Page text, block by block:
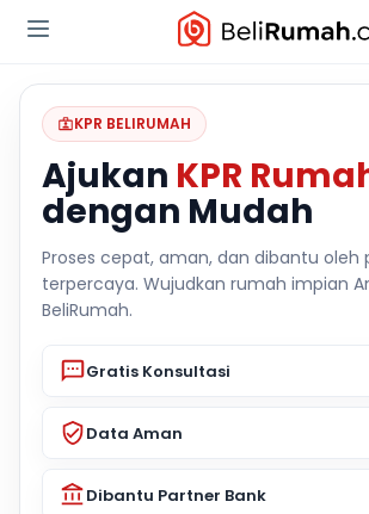
KPR BELIRUMAH
Ajukan KPR
dengan Mudah
Proses cepat, aman, dan dibantu oleh
terpercaya. Wujudkan rumah impian
BeliRumah.
Gratis Konsultasi
Data Aman
Dibantu Partner Bank